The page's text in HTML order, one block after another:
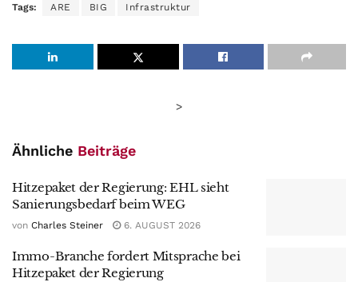
Tags: ARE BIG Infrastruktur
>
Ähnliche Beiträge
Hitzepaket der Regierung: EHL sieht
Sanierungsbedarf beim WEG
von Charles Steiner 6. AUGUST 2026
Immo-Branche fordert Mitsprache bei
Hitzepaket der Regierung